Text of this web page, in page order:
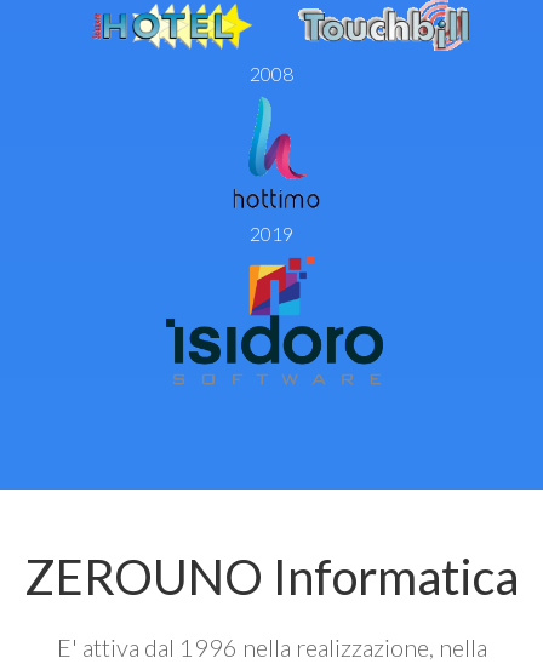
2008
2019
ZEROUNO Informatica
E' attiva dal 1996 nella realizzazione, nella